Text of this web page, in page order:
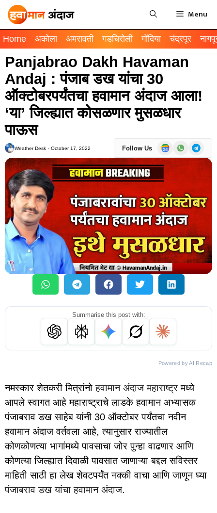
Menu
Home अकोला अमरावती गडचिरोली गोंदिया चंद्रपूर
Panjabrao Dakh Havaman
Andaj : पंजाब डख यांचा 30
ऑक्टोबरपर्यंतचा हवामान अंदाज आला!
‘या’ जिल्ह्यात कोसळणार मुसळधार
पाऊस
Weather Desk - October 17, 2022 Follow Us
Summarise this post with:
Powered by AI Recap
नमस्कार शेतकरी मित्रांनोहवामान अंदाज महाराष्ट्र मध्ये
आपले स्वागत आहे महाराष्ट्राचे लाडके हवामान अभ्यासक
पंजाबराव डख साहेब यांनी 30 ऑक्टोबर पर्यंतचा नवीन
हवामान अंदाज वर्तवला आहे, त्यानुसार राज्यातील
कोणकोणत्या भागांमध्ये पावसाचा जोर पुन्हा वाढणार आणि
कोणत्या जिल्ह्यात दिवाळी पावसात जाणाऱ्या बद्दल सविस्तर
माहिती साठी हा लेख शेवटपर्यंत नक्की वाचा आणि जाणून घ्या
पंजाबराव डख यांचा हवामान अंदाज.